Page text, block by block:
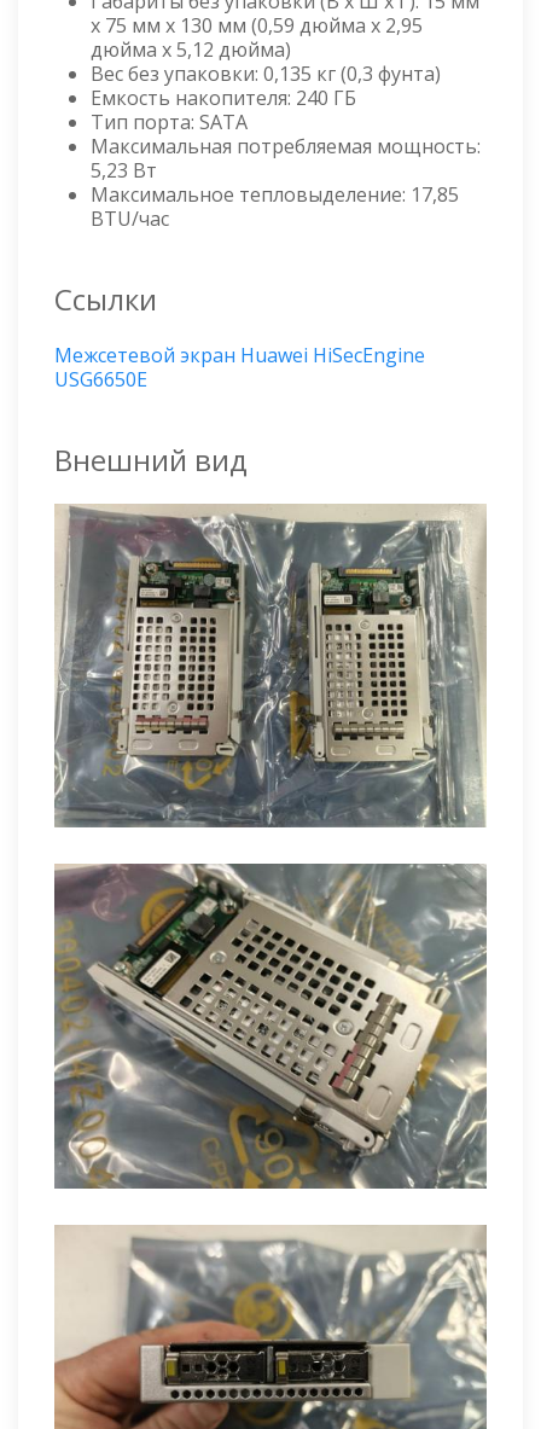
x 75 мм x 130 мм (0,59 дюйма x 2,95
дюйма x 5,12 дюйма)
Вес без упаковки: 0,135 кг (0,3 фунта)
Емкость накопителя: 240 ГБ
Тип порта: SATA
Максимальная потребляемая мощность:
5,23 Вт
Максимальное тепловыделение: 17,85
BTU/час
Ссылки
Межсетевой экран Huawei HiSecEngine
USG6650E
Внешний вид